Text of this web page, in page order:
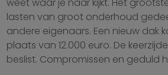
lasten van groot onderhoud
andere eigenaars. Een nieuw dak
plaats van 12.000 euro. De
beslist. Compromissen en geduld